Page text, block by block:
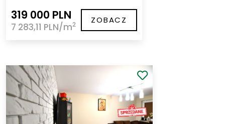
319 000 PLN
7 283,11 PLN/m2 ZOBACZ